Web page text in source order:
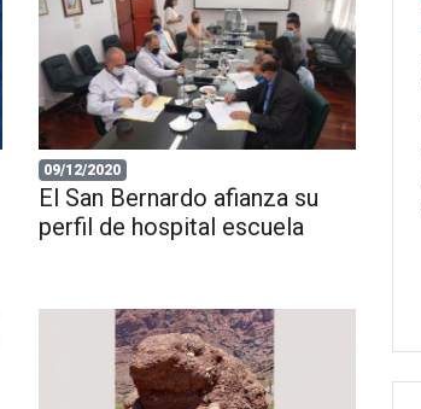
09/12/2020
El San Bernardo afianza su
perfil de hospital escuela